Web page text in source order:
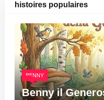
histoires populaires
BENNY
Benny il